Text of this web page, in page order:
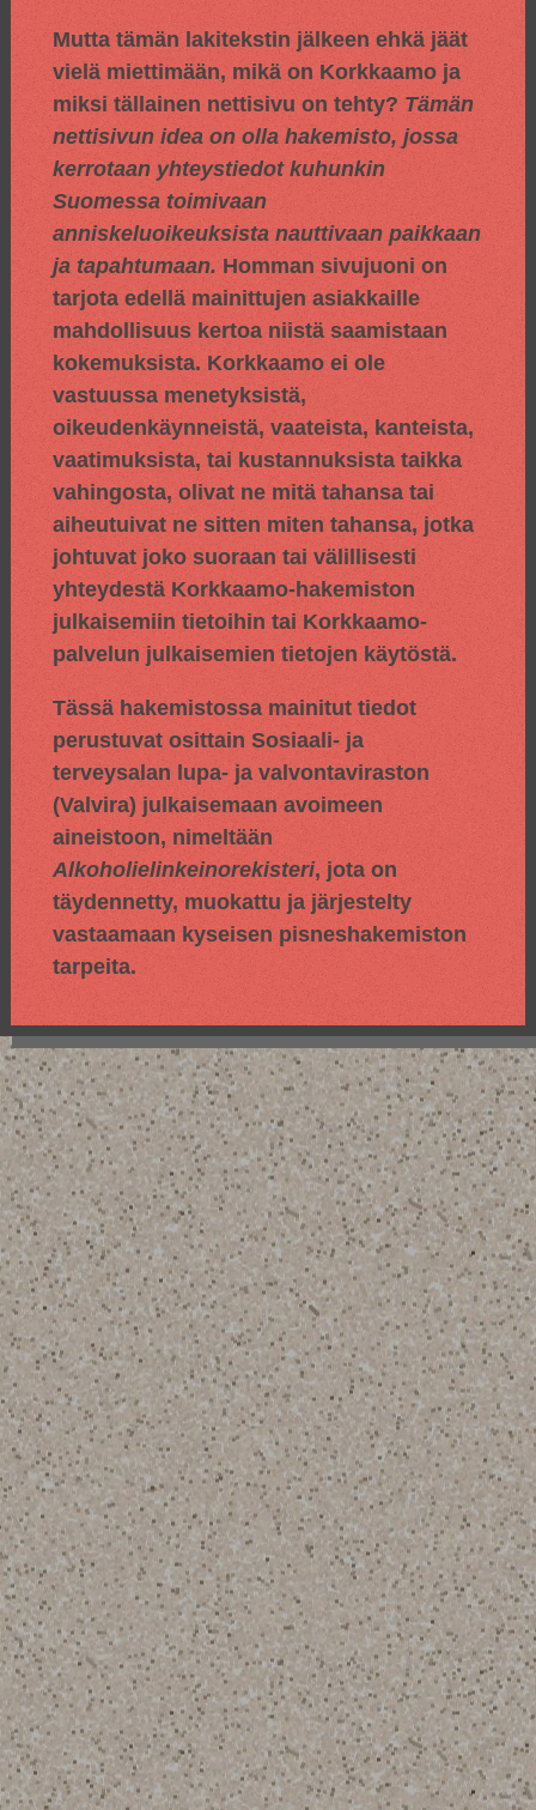
Mutta tämän lakitekstin jälkeen ehkä jäät
vielä miettimään, mikä on Korkkaamo ja
miksi tällainen nettisivu on tehty? Tämän
nettisivun idea on olla hakemisto, jossa
kerrotaan yhteystiedot kuhunkin
Suomessa toimivaan
anniskeluoikeuksista nauttivaan paikkaan
ja tapahtumaan. Homman sivujuoni on
tarjota edellä mainittujen asiakkaille
mahdollisuus kertoa niistä saamistaan
kokemuksista. Korkkaamo ei ole
vastuussa menetyksistä,
oikeudenkäynneistä, vaateista, kanteista,
vaatimuksista, tai kustannuksista taikka
vahingosta, olivat ne mitä tahansa tai
aiheutuivat ne sitten miten tahansa, jotka
johtuvat joko suoraan tai välillisesti
yhteydestä Korkkaamo-hakemiston
julkaisemiin tietoihin tai Korkkaamo-
palvelun julkaisemien tietojen käytöstä.
Tässä hakemistossa mainitut tiedot
perustuvat osittain Sosiaali- ja
terveysalan lupa- ja valvontaviraston
(Valvira) julkaisemaan avoimeen
aineistoon, nimeltään
Alkoholielinkeinorekisteri, jota on
täydennetty, muokattu ja järjestelty
vastaamaan kyseisen pisneshakemiston
tarpeita.